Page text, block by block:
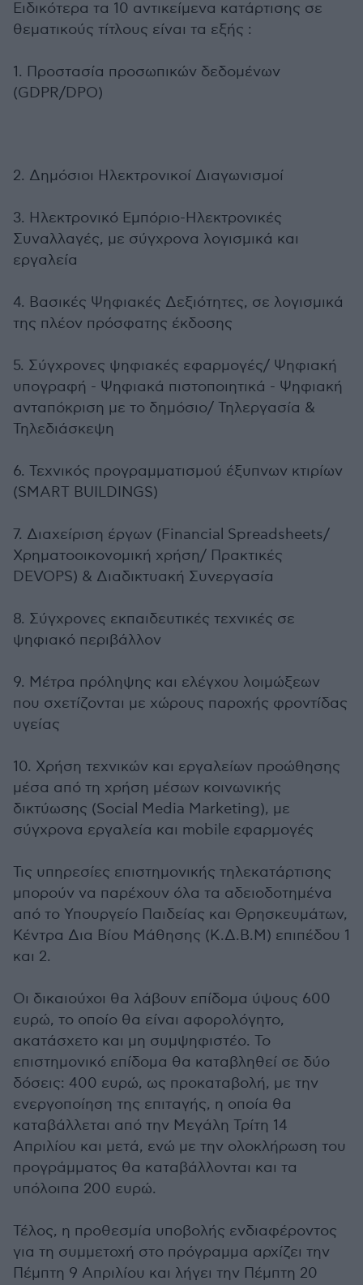
Ειδικότερα τα 10 αντικείμενα κατάρτισης σε
θεματικούς τίτλους είναι τα εξής :
1. Προστασία προσωπικών δεδομένων
(GDPR/DPO)
2. Δημόσιοι Ηλεκτρονικοί Διαγωνισμοί
3. Ηλεκτρονικό Εμπόριο-Ηλεκτρονικές
Συναλλαγές, με σύγχρονα λογισμικά και
εργαλεία
4. Βασικές Ψηφιακές Δεξιότητες, σε λογισμικά
της πλέον πρόσφατης έκδοσης
5. Σύγχρονες ψηφιακές εφαρμογές/ Ψηφιακή
υπογραφή - Ψηφιακά πιστοποιητικά - Ψηφιακή
ανταπόκριση με το δημόσιο/ Τηλεργασία &
Τηλεδιάσκεψη
6. Τεχνικός προγραμματισμού έξυπνων κτιρίων
(SMART BUILDINGS)
7. Διαχείριση έργων (Financial Spreadsheets/
Xρηματοοικονομική χρήση/ Πρακτικές
DEVOPS) & Διαδικτυακή Συνεργασία
8. Σύγχρονες εκπαιδευτικές τεχνικές σε
ψηφιακό περιβάλλον
9. Μέτρα πρόληψης και ελέγχου λοιμώξεων
που σχετίζονται με χώρους παροχής φροντίδας
υγείας
10. Χρήση τεχνικών και εργαλείων προώθησης
μέσα από τη χρήση μέσων κοινωνικής
δικτύωσης (Social Media Marketing), με
σύγχρονα εργαλεία και mobile εφαρμογές
Τις υπηρεσίες επιστημονικής τηλεκατάρτισης
μπορούν να παρέχουν όλα τα αδειοδοτημένα
από το Υπουργείο Παιδείας και Θρησκευμάτων,
Κέντρα Δια Βίου Μάθησης (Κ.Δ.Β.Μ) επιπέδου 1
και 2.
Οι δικαιούχοι θα λάβουν επίδομα ύψους 600
ευρώ, το οποίο θα είναι αφορολόγητο,
ακατάσχετο και μη συμψηφιστέο. Το
επιστημονικό επίδομα θα καταβληθεί σε δύο
δόσεις: 400 ευρώ, ως προκαταβολή, με την
ενεργοποίηση της επιταγής, η οποία θα
καταβάλλεται από την Μεγάλη Τρίτη 14
Απριλίου και μετά, ενώ με την ολοκλήρωση του
προγράμματος θα καταβάλλονται και τα
υπόλοιπα 200 ευρώ.
Τέλος, η προθεσμία υποβολής ενδιαφέροντος
για τη συμμετοχή στο πρόγραμμα αρχίζει την
Πέμπτη 9 Απριλίου και λήγει την Πέμπτη 20